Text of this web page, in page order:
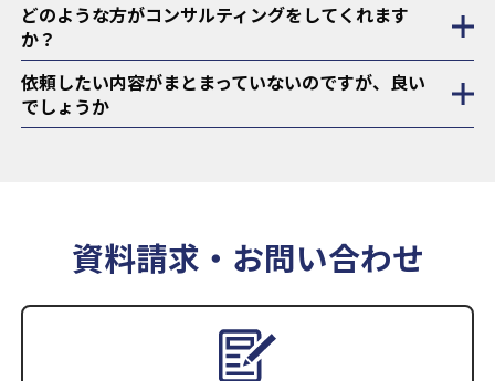
どのような方がコンサルティングをしてくれます
か？
依頼したい内容がまとまっていないのですが、良い
でしょうか
資料請求・お問い合わせ